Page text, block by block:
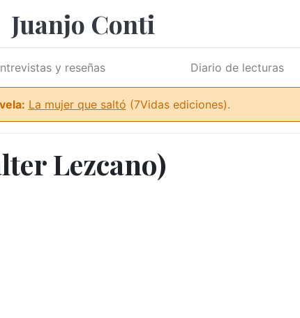
Juanjo Conti
y reseñas Diario de lecturas
La mujer que saltó (7Vidas ediciones).
Lezcano)